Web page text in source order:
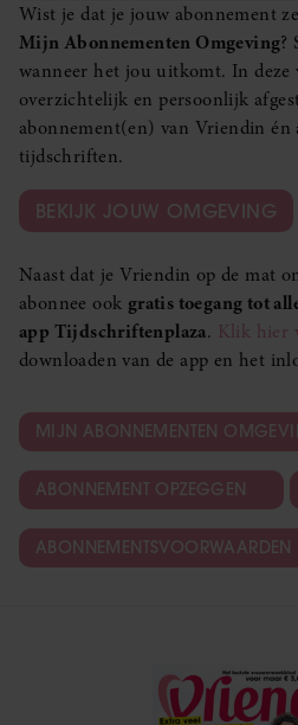
Wist je dat je jouw abonnement
Mijn Abonnementen Omgeving?
wanneer het jou uitkomt. In deze
overzichtelijk en persoonlijk
abonnement(en) van Vriendin én
tijdschriften.
BEKIJK JOUW OMGEVING
Naast dat je Vriendin op de mat
abonnee ook gratis toegang tot
app Tijdschriftenplaza. Klik hier
downloaden van de app en het
MIJN ABONNEMENTEN
ABONNEMENT OPZEGGEN
ABONNEMENTSVOORWAARDEN